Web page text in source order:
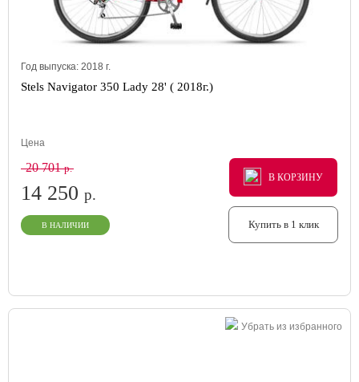
Год выпуска: 2018 г.
Stels Navigator 350 Lady 28' ( 2018г.)
Цена
20 701р.
14 250 р.
В НАЛИЧИИ
В КОРЗИНУ
В КОРЗИНУ
В КОРЗИНУ
Купить в 1 клик
Убрать из избранного